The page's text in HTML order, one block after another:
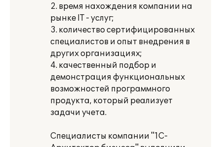
2. время нахождения компании на
рынке IT - услуг;
3. количество сертифицированных
специалистов и опыт внедрения в
других организациях;
4. качественный подбор и
демонстрация функциональных
возможностей программного
продукта, который реализует
задачи учета.
Специалисты компании "1С-